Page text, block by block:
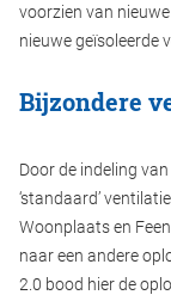
voorzien van
nieuwe geïsoleerde
Bijzondere
Door de indeling
‘standaard’
Woonplaats en
naar een andere
2.0 bood hier de